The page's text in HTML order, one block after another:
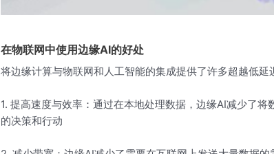
在物联网中使用边缘AI的好处
将边缘计算与物联网和人工智能的集成提供了许多超越低延
1. 提高速度与效率：通过在本地处理数据，边缘AI减少了
的决策和行动